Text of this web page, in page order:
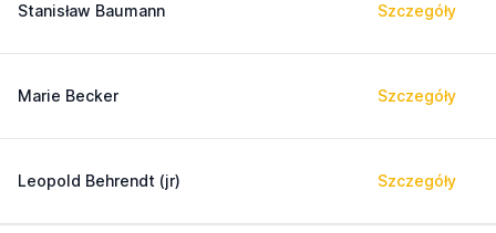
Stanisław Baumann Szczegóły
Marie Becker Szczegóły
Leopold Behrendt (jr) Szczegóły